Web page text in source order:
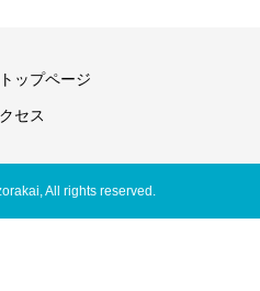
ップページ
セス
All rights reserved.